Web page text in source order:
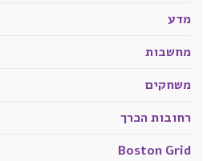
מדע
מחשבות
משחקים
רחובות הכרך
Boston Grid